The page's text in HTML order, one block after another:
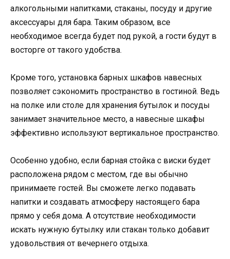
алкогольными напитками, стаканы, посуду и другие
аксессуары для бара. Таким образом, все
необходимое всегда будет под рукой, а гости будут в
восторге от такого удобства.
Кроме того, установка барных шкафов навесных
позволяет сэкономить пространство в гостиной. Ведь
на полке или столе для хранения бутылок и посуды
занимает значительное место, а навесные шкафы
эффективно используют вертикальное пространство.
Особенно удобно, если барная стойка с виски будет
расположена рядом с местом, где вы обычно
принимаете гостей. Вы сможете легко подавать
напитки и создавать атмосферу настоящего бара
прямо у себя дома. А отсутствие необходимости
искать нужную бутылку или стакан только добавит
удовольствия от вечернего отдыха.